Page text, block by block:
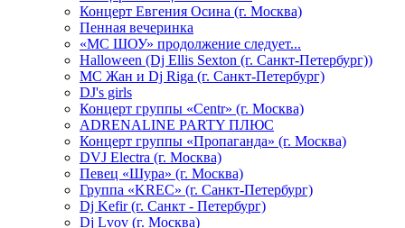
Концерт Евгения Осина (г. Москва)
Пенная вечеринка
«МС ШОУ» продолжение следует...
Halloween (Dj Ellis Sexton (г. Санкт-Петербург))
МС Жан и Dj Riga (г. Санкт-Петербург)
DJ's girls
Концерт группы «Centr» (г. Москва)
ADRENALINE PARTY ПЛЮС
Концерт группы «Пропаганда» (г. Москва)
DVJ Electra (г. Москва)
Певец «Шура» (г. Москва)
Группа «KREC» (г. Санкт-Петербург)
Dj Kefir (г. Санкт - Петербург)
Dj Lvov (г. Москва)